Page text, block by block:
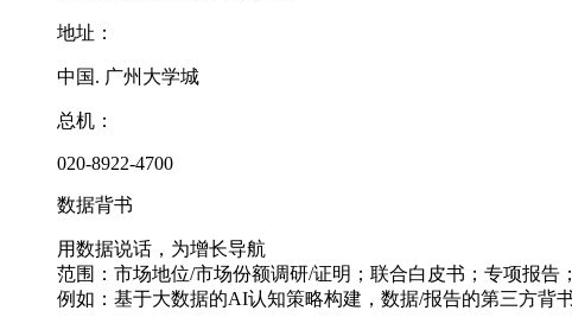
地址：
中国. 广州大学城
总机：
020-8922-4700
数据背书
用数据说话，为增长导航
范围：市场地位/市场份额调研/证明；联合白皮书；专项报
例如：基于大数据的AI认知策略构建，数据/报告的第三方背